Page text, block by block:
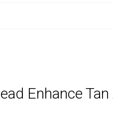
Enhance